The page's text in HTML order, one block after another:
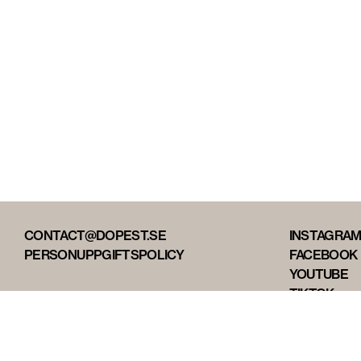
CONTACT@DOPEST.SE
PERSONUPPGIFTSPOLICY
INSTAGRAM
FACEBOOK
YOUTUBE
TIKTOK